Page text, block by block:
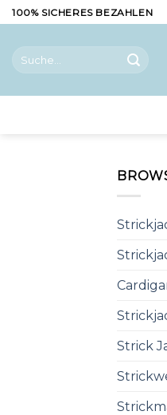
Skip
to
100% SICHERES BEZAHLEN
Strick